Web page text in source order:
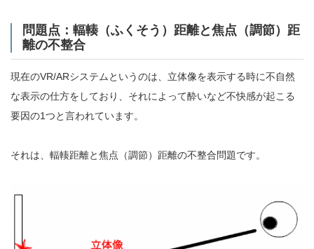
問題点：輻輳（ふくそう）距離と焦点（調節）距
離の不整合
現在のVR/ARシステムというのは、立体像を表示する時に不自然
な表示の仕方をしており、それによって酔いなど不快感が起こる
要因の1つと言われています。
それは、輻輳距離と焦点（調節）距離の不整合問題です。